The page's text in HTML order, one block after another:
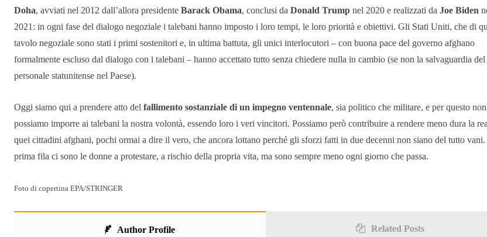
Doha, avviati nel 2012 dall’allora presidente Barack Obama, conclusi da Donald Trump nel 2020 e realizzati da Joe Biden
2021: in ogni fase del dialogo negoziale i talebani hanno imposto i loro tempi, le loro priorità e obiettivi. Gli Stati Uniti, che di
tavolo negoziale sono stati i primi sostenitori e, in ultima battuta, gli unici interlocutori – con buona pace del governo afghano
formalmente escluso dal dialogo con i talebani – hanno accettato tutto senza chiedere nulla in cambio (se non la salvaguardia del
personale statunitense nel Paese).
Oggi siamo qui a prendere atto del fallimento sostanziale di un impegno ventennale, sia politico che militare, e per questo non
possiamo imporre ai talebani la nostra volontà, essendo loro i veri vincitori. Possiamo però contribuire a rendere meno dura la
quei cittadini afghani, pochi ormai a dire il vero, che ancora lottano perché gli sforzi fatti in due decenni non siano del tutto vani.
prima fila ci sono le donne a protestare, a rischio della propria vita, ma sono sempre meno ogni giorno che passa.
Foto di copertina EPA/STRINGER
Author Profile Related Posts